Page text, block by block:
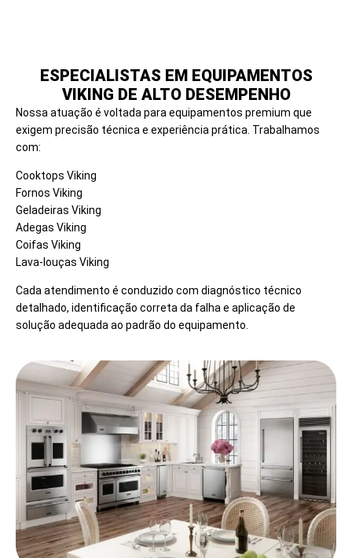
ESPECIALISTAS EM EQUIPAMENTOS
VIKING DE ALTO DESEMPENHO
Nossa atuação é voltada para equipamentos premium que
exigem precisão técnica e experiência prática. Trabalhamos
com:
Cooktops Viking
Fornos Viking
Geladeiras Viking
Adegas Viking
Coifas Viking
Lava-louças Viking
Cada atendimento é conduzido com diagnóstico técnico
detalhado, identificação correta da falha e aplicação de
solução adequada ao padrão do equipamento.